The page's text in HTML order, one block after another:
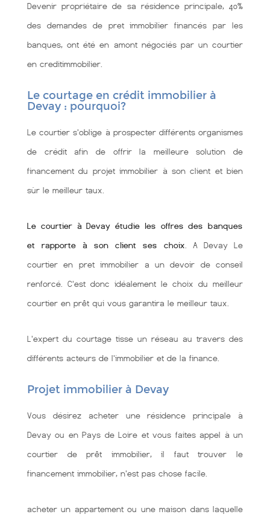
Devenir propriétaire de sa résidence principale, 40%
des demandes de pret immobilier financés par les
banques, ont été en amont négociés par un courtier
en creditimmobilier.
Le courtage en crédit immobilier à
Devay : pourquoi?
Le courtier s'oblige à prospecter différents organismes
de crédit afin de offrir la meilleure solution de
financement du projet immobilier à son client et bien
sùr le meilleur taux.
Le courtier à Devay étudie les offres des banques
et rapporte à son client ses choix . A Devay Le
courtier en pret immobilier a un devoir de conseil
renforcé. C'est donc idéalement le choix du meilleur
courtier en prêt qui vous garantira le meilleur taux.
L'expert du courtage tisse un réseau au travers des
différents acteurs de l'immobilier et de la finance.
Projet immobilier à Devay
Vous désirez acheter une résidence principale à
Devay ou en Pays de Loire et vous faites appel à un
courtier de prêt immobilier, il faut trouver le
financement immobilier, n'est pas chose facile.
acheter un appartement ou une maison dans laquelle